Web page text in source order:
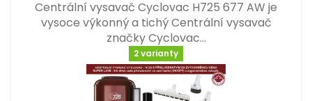
Centrální vysavač Cyclovac H725 677 AW je
vysoce výkonný a tichý Centrální vysavač
značky Cyclovac…
2 varianty